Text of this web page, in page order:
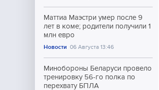
Маттиа Маэстри умер после 9
лет в коме; родители получили 1
млн евро
Новости 06 Августа 13:46
Минобороны Беларуси провело
тренировку 56-го полка по
перехвату БПЛА